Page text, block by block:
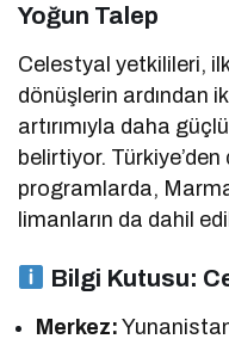
Yoğun Talep
Celestyal yetkilileri,
dönüşlerin ardından
artırımıyla daha
belirtiyor.
programlarda,
limanların da dahil
Bilgi Kutusu:
Merkez: